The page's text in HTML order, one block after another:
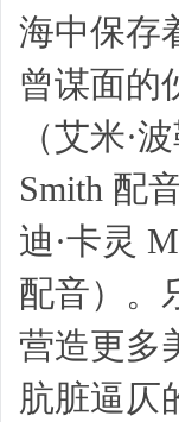
海中保存
曾谋面的
（艾米·
Smith 配
迪·卡灵
配音）。
营造更多
肮脏逼仄